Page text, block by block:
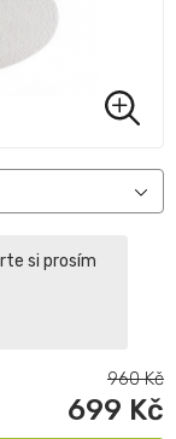
si prosím
960Kč
699 Kč